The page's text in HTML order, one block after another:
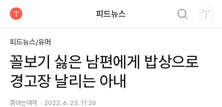
피드뉴스
피드뉴스/유머
꼴보기 싫은 남편에게 밥상으로
경고장 날리는 아내
쫌아는여자 2022. 6. 23. 11:26